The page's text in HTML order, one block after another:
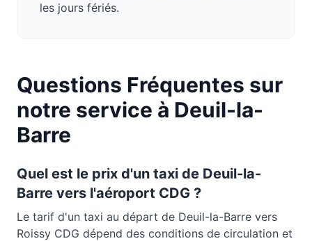
les jours fériés.
Questions Fréquentes sur
notre service à Deuil-la-
Barre
Quel est le prix d'un taxi de Deuil-la-
Barre vers l'aéroport CDG ?
Le tarif d'un taxi au départ de Deuil-la-Barre vers
Roissy CDG dépend des conditions de circulation et